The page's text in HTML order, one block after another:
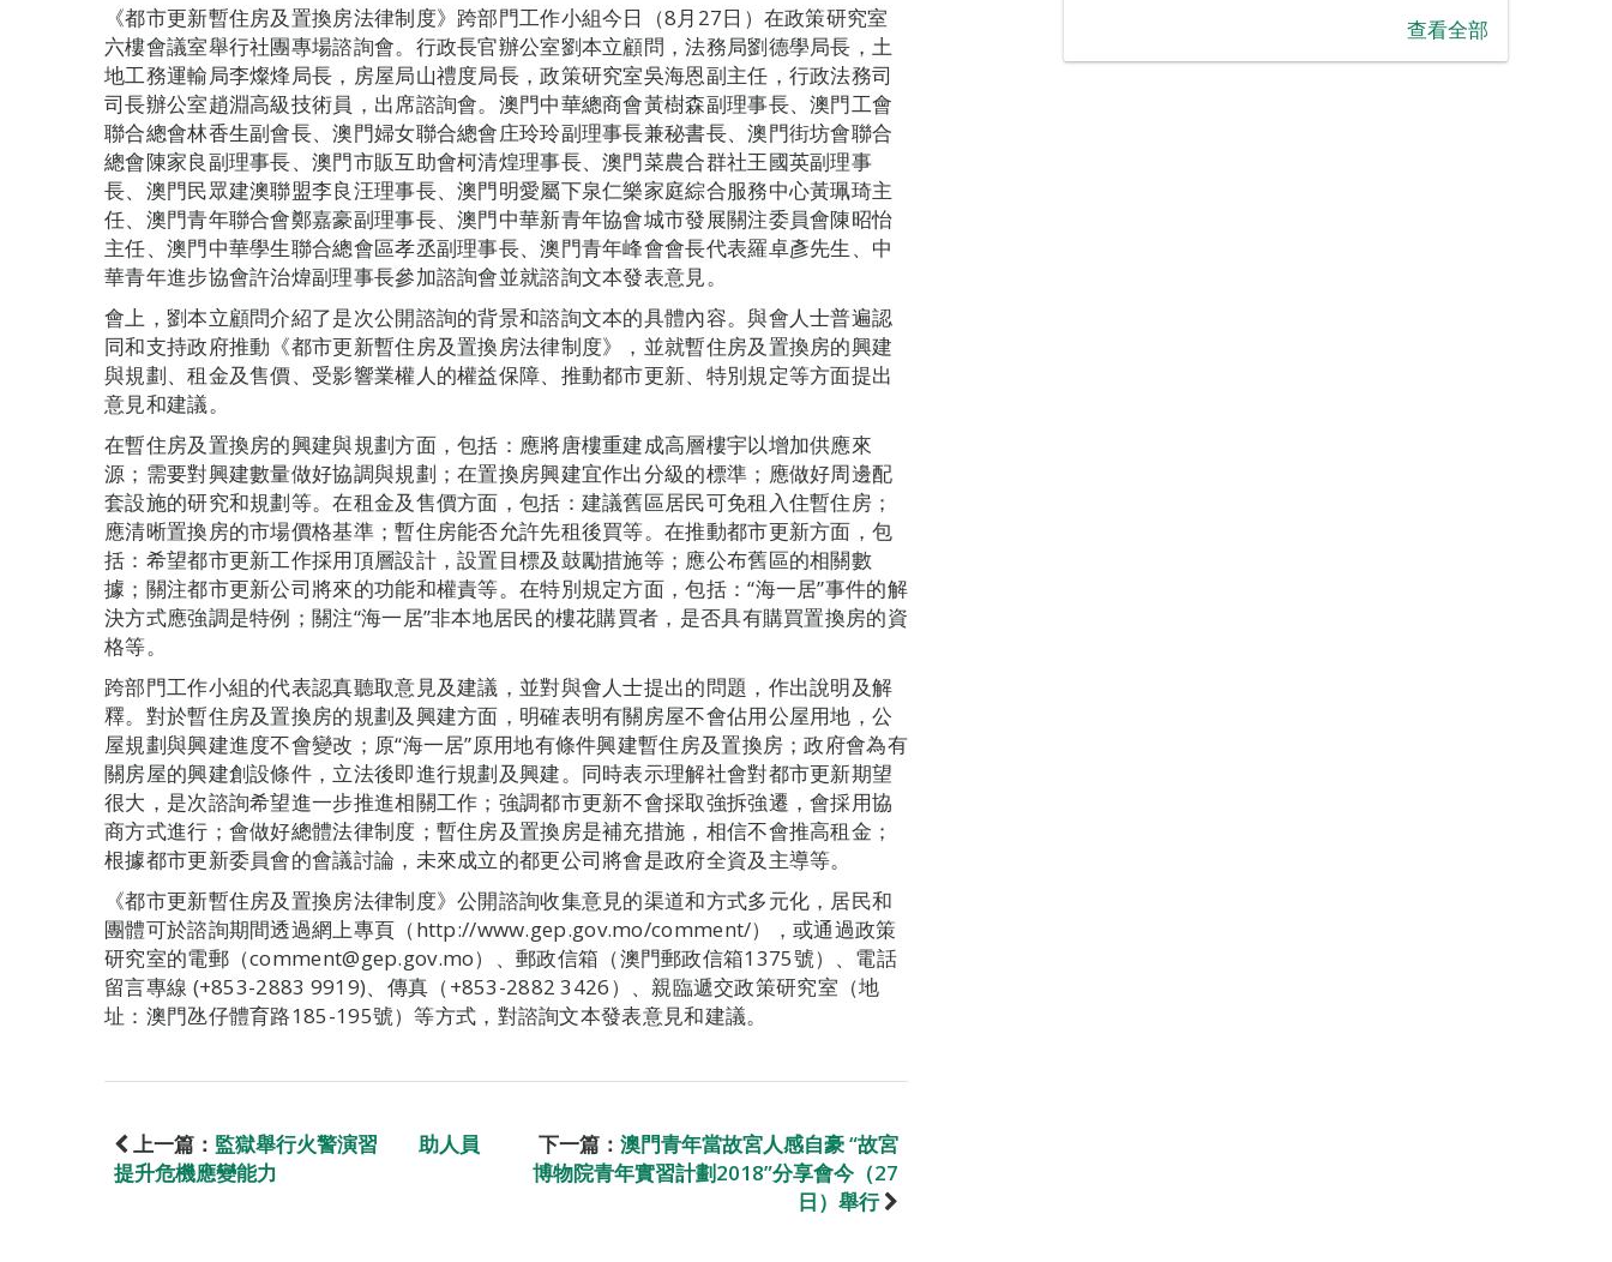
《都市更新暫住房及置換房法律制度》跨部門工作小組今日（8月27日）在政策研究室
六樓會議室舉行社團專場諮詢會。行政長官辦公室劉本立顧問，法務局劉德學局長，土
地工務運輸局李燦烽局長，房屋局山禮度局長，政策研究室吳海恩副主任，行政法務司
司長辦公室趙淵高級技術員，出席諮詢會。澳門中華總商會黃樹森副理事長、澳門工會
聯合總會林香生副會長、澳門婦女聯合總會庄玲玲副理事長兼秘書長、澳門街坊會聯合
總會陳家良副理事長、澳門市販互助會柯清煌理事長、澳門菜農合群社王國英副理事
長、澳門民眾建澳聯盟李良汪理事長、澳門明愛屬下泉仁樂家庭綜合服務中心黃珮琦主
任、澳門青年聯合會鄭嘉豪副理事長、澳門中華新青年協會城市發展關注委員會陳昭怡
主任、澳門中華學生聯合總會區孝丞副理事長、澳門青年峰會會長代表羅卓彥先生、中
華青年進步協會許治煒副理事長參加諮詢會並就諮詢文本發表意見。
會上，劉本立顧問介紹了是次公開諮詢的背景和諮詢文本的具體內容。與會人士普遍認
同和支持政府推動《都市更新暫住房及置換房法律制度》，並就暫住房及置換房的興建
與規劃、租金及售價、受影響業權人的權益保障、推動都市更新、特別規定等方面提出
意見和建議。
在暫住房及置換房的興建與規劃方面，包括：應將唐樓重建成高層樓宇以增加供應來
源；需要對興建數量做好協調與規劃；在置換房興建宜作出分級的標準；應做好周邊配
套設施的研究和規劃等。在租金及售價方面，包括：建議舊區居民可免租入住暫住房；
應清晰置換房的市場價格基準；暫住房能否允許先租後買等。在推動都市更新方面，包
括：希望都市更新工作採用頂層設計，設置目標及鼓勵措施等；應公布舊區的相關數
據；關注都市更新公司將來的功能和權責等。在特別規定方面，包括：“海一居”事件的解
決方式應強調是特例；關注“海一居”非本地居民的樓花購買者，是否具有購買置換房的資
格等。
跨部門工作小組的代表認真聽取意見及建議，並對與會人士提出的問題，作出說明及解
釋。對於暫住房及置換房的規劃及興建方面，明確表明有關房屋不會佔用公屋用地，公
屋規劃與興建進度不會變改；原“海一居”原用地有條件興建暫住房及置換房；政府會為有
關房屋的興建創設條件，立法後即進行規劃及興建。同時表示理解社會對都市更新期望
很大，是次諮詢希望進一步推進相關工作；強調都市更新不會採取強拆強遷，會採用協
商方式進行；會做好總體法律制度；暫住房及置換房是補充措施，相信不會推高租金；
根據都市更新委員會的會議討論，未來成立的都更公司將會是政府全資及主導等。
《都市更新暫住房及置換房法律制度》公開諮詢收集意見的渠道和方式多元化，居民和
團體可於諮詢期間透過網上專頁（http://www.gep.gov.mo/comment/），或通過政策
研究室的電郵（comment@gep.gov.mo）、郵政信箱（澳門郵政信箱1375號）、電話
留言專線 (+853-2883 9919)、傳真（+853-2882 3426）、親臨遞交政策研究室（地
址：澳門氹仔體育路185-195號）等方式，對諮詢文本發表意見和建議。
上一篇： 監獄舉行火警演習 助人員
提升危機應變能力
下一篇： 澳門青年當故宮人感自豪 “故宮
博物院青年實習計劃2018”分享會今（27
日）舉行
查看全部